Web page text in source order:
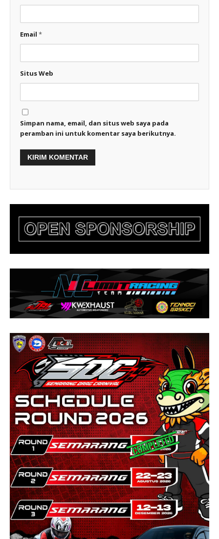
Email *
Situs Web
Simpan nama, email, dan situs web saya pada
peramban ini untuk komentar saya berikutnya.